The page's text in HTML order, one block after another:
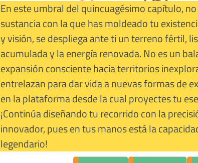
En este umbral del quincuagésimo capítulo,
sustancia con la que has moldeado tu
y visión, se despliega ante ti un terreno fértil,
acumulada y la energía renovada. No es un
expansión consciente hacia territorios
entrelazan para dar vida a nuevas formas de
en la plataforma desde la cual proyectes tu
¡Continúa diseñando tu recorrido con la
innovador, pues en tus manos está la
legendario!